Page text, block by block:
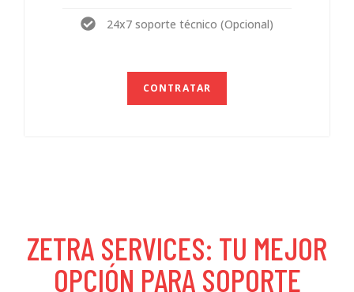
24x7 soporte técnico (Opcional)
CONTRATAR
ZETRA SERVICES: TU MEJOR
OPCIÓN PARA SOPORTE